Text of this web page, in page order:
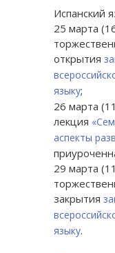
Испанский
25 марта
открытия
языку;
26 марта
лекция
аспекты
29 марта
закрытия
языку.